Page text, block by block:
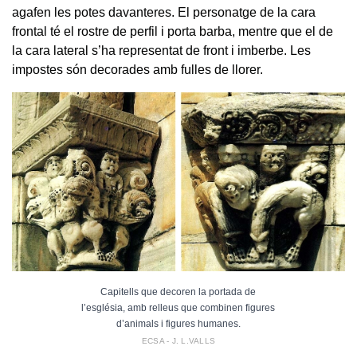
agafen les potes davanteres. El personatge de la cara
frontal té el rostre de perfil i porta barba, mentre que el de
la cara lateral s’ha representat de front i imberbe. Les
impostes són decorades amb fulles de llorer.
Capitells que decoren la portada de
l’església, amb relleus que combinen figures
d’animals i figures humanes.
ECSA - J. L.VALLS